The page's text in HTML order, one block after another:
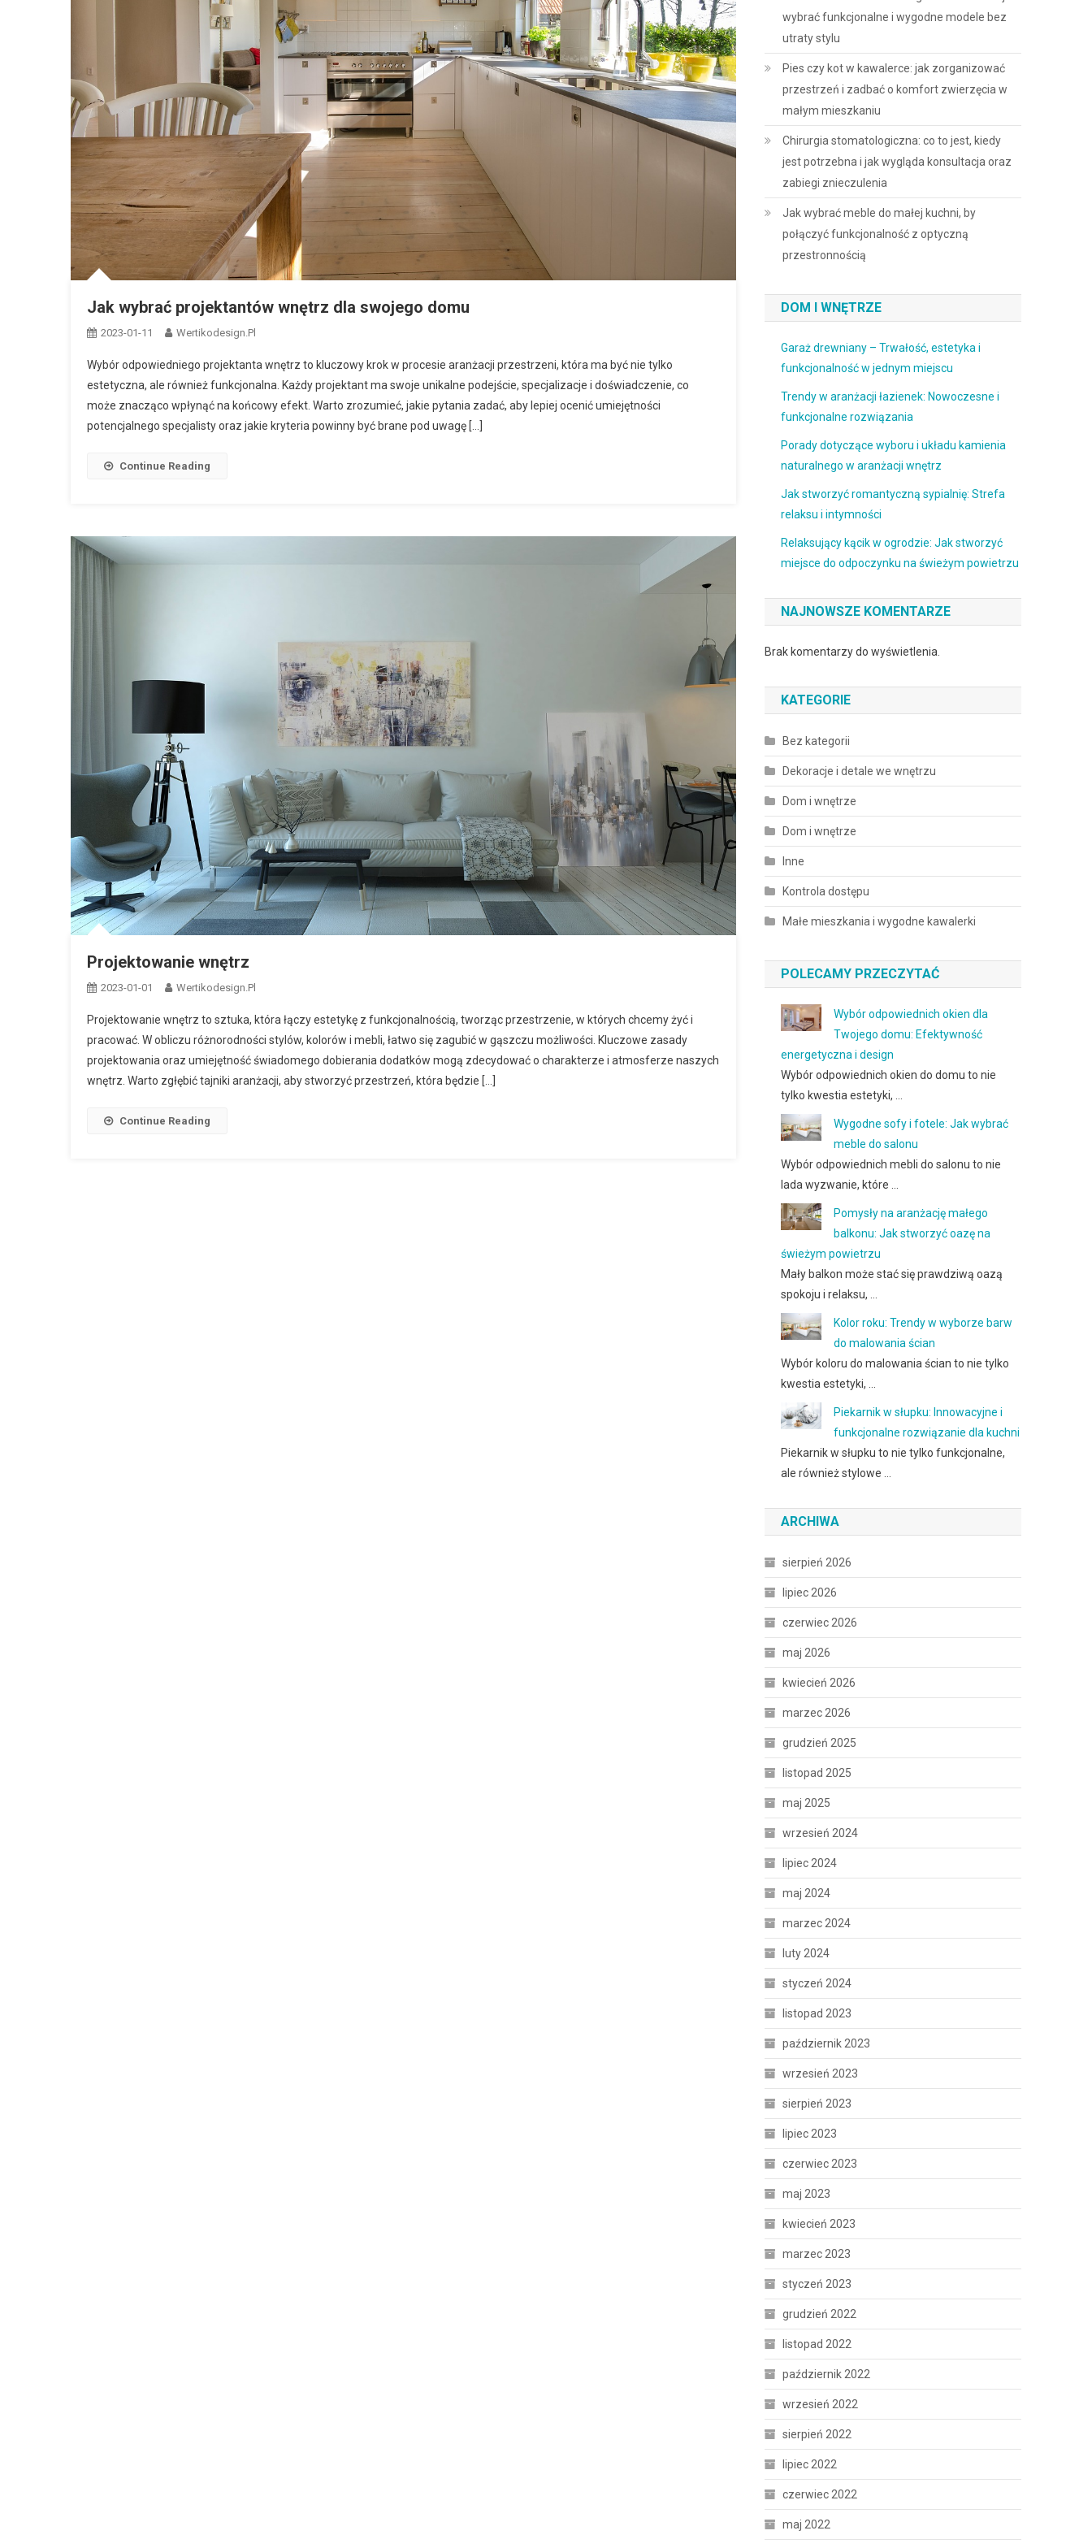
Jak wybrać projektantów wnętrz dla swojego domu
2023-01-11 Wertikodesign.pl
Wybór odpowiedniego projektanta wnętrz to kluczowy krok w procesie aranżacji przestrzeni, która ma być nie tylko
estetyczna, ale również funkcjonalna. Każdy projektant ma swoje unikalne podejście, specjalizacje i doświadczenie, co
może znacząco wpłynąć na końcowy efekt. Warto zrozumieć, jakie pytania zadać, aby lepiej ocenić umiejętności
potencjalnego specjalisty oraz jakie kryteria powinny być brane pod uwagę […]
Continue Reading
Projektowanie wnętrz
2023-01-01 Wertikodesign.pl
Projektowanie wnętrz to sztuka, która łączy estetykę z funkcjonalnością, tworząc przestrzenie, w których chcemy żyć i
pracować. W obliczu różnorodności stylów, kolorów i mebli, łatwo się zagubić w gąszczu możliwości. Kluczowe zasady
projektowania oraz umiejętność świadomego dobierania dodatków mogą zdecydować o charakterze i atmosferze naszych
wnętrz. Warto zgłębić tajniki aranżacji, aby stworzyć przestrzeń, która będzie […]
Continue Reading
wybrać funkcjonalne i wygodne modele bez
utraty stylu
Pies czy kot w kawalerce: jak zorganizować
przestrzeń i zadbać o komfort zwierzęcia w
małym mieszkaniu
Chirurgia stomatologiczna: co to jest, kiedy
jest potrzebna i jak wygląda konsultacja oraz
zabiegi znieczulenia
Jak wybrać meble do małej kuchni, by
połączyć funkcjonalność z optyczną
przestronnością
DOM I WNĘTRZE
Garaż drewniany – Trwałość, estetyka i
funkcjonalność w jednym miejscu
Trendy w aranżacji łazienek: Nowoczesne i
funkcjonalne rozwiązania
Porady dotyczące wyboru i układu kamienia
naturalnego w aranżacji wnętrz
Jak stworzyć romantyczną sypialnię: Strefa
relaksu i intymności
Relaksujący kącik w ogrodzie: Jak stworzyć
miejsce do odpoczynku na świeżym powietrzu
NAJNOWSZE KOMENTARZE
Brak komentarzy do wyświetlenia.
KATEGORIE
Bez kategorii
Dekoracje i detale we wnętrzu
Dom i wnętrze
Dom i wnętrze
Inne
Kontrola dostępu
Małe mieszkania i wygodne kawalerki
POLECAMY PRZECZYTAĆ
Wybór odpowiednich okien dla
Twojego domu: Efektywność
energetyczna i design
Wybór odpowiednich okien do domu to nie
tylko kwestia estetyki, …
Wygodne sofy i fotele: Jak wybrać
meble do salonu
Wybór odpowiednich mebli do salonu to nie
lada wyzwanie, które …
Pomysły na aranżację małego
balkonu: Jak stworzyć oazę na
świeżym powietrzu
Mały balkon może stać się prawdziwą oazą
spokoju i relaksu, …
Kolor roku: Trendy w wyborze barw
do malowania ścian
Wybór koloru do malowania ścian to nie tylko
kwestia estetyki, …
Piekarnik w słupku: Innowacyjne i
funkcjonalne rozwiązanie dla kuchni
Piekarnik w słupku to nie tylko funkcjonalne,
ale również stylowe …
ARCHIWA
sierpień 2026
lipiec 2026
czerwiec 2026
maj 2026
kwiecień 2026
marzec 2026
grudzień 2025
listopad 2025
maj 2025
wrzesień 2024
lipiec 2024
maj 2024
marzec 2024
luty 2024
styczeń 2024
listopad 2023
październik 2023
wrzesień 2023
sierpień 2023
lipiec 2023
czerwiec 2023
maj 2023
kwiecień 2023
marzec 2023
styczeń 2023
grudzień 2022
listopad 2022
październik 2022
wrzesień 2022
sierpień 2022
lipiec 2022
czerwiec 2022
maj 2022